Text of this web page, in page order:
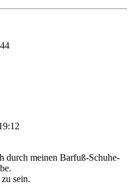
durch meinen Barfuß-Schuhe-
sein.